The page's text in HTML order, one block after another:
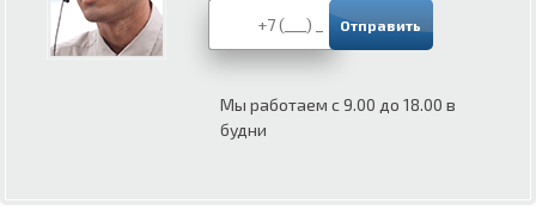
Мы работаем с 9.00 до 18.00 в
будни